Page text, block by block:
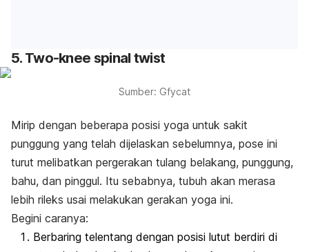
5. Two-knee spinal twist
Sumber: Gfycat
Mirip dengan beberapa posisi yoga untuk sakit
punggung yang telah dijelaskan sebelumnya, pose ini
turut melibatkan pergerakan tulang belakang, punggung,
bahu, dan pinggul. Itu sebabnya, tubuh akan merasa
lebih rileks usai melakukan gerakan yoga ini.
Begini caranya:
Berbaring telentang dengan posisi lutut berdiri di